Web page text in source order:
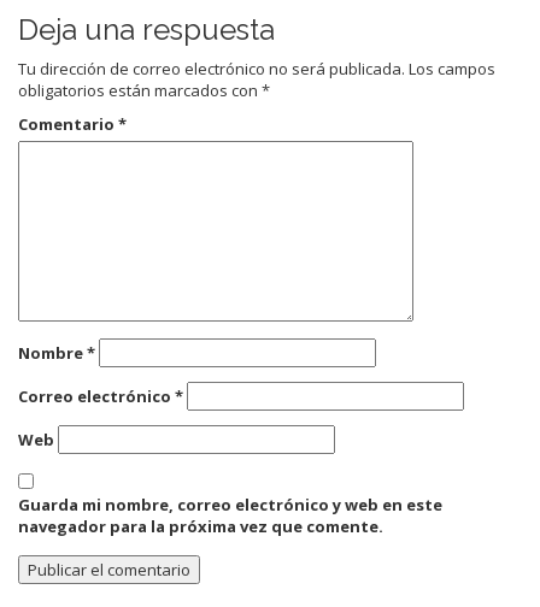
Deja una respuesta
Tu dirección de correo electrónico no será publicada. Los campos
obligatorios están marcados con *
Comentario *
Nombre*
Correo electrónico *
Web
Guarda mi nombre, correo electrónico y web en este
navegador para la próxima vez que comente.